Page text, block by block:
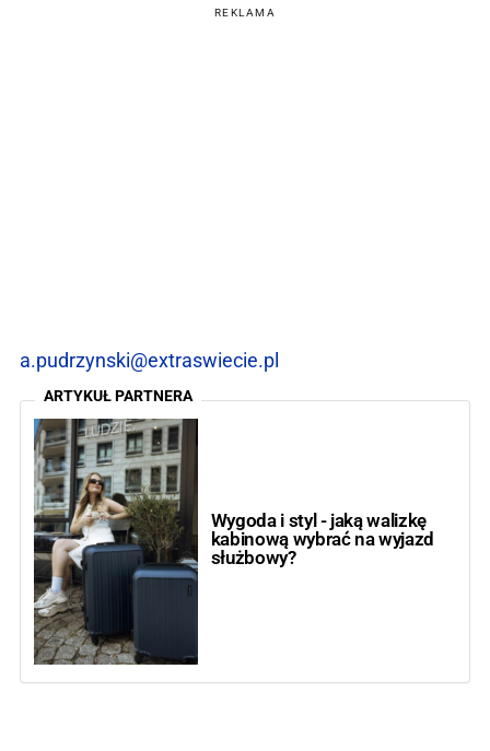
REKLAMA
a.pudrzynski@extraswiecie.pl
ARTYKUŁ PARTNERA
Wygoda i styl - jaką walizkę
kabinową wybrać na wyjazd
służbowy?